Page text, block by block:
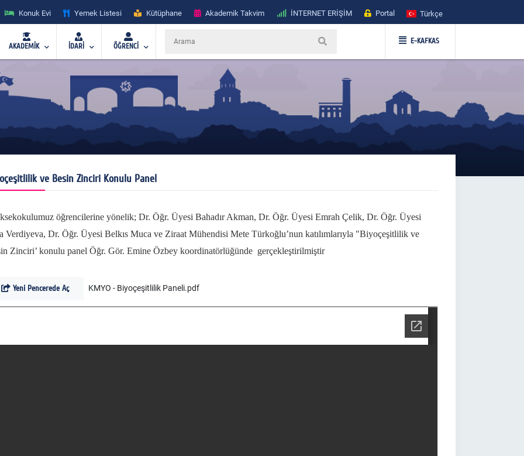
Konuk Evi Yemek Listesi Kütüphane Akademik Takvim İNTERNET ERİŞİM Portal Türkçe
AKADEMİK İDARİ ÖĞRENCİ
E-KAFKAS
ve Besin Zinciri Konulu Panel
öğrencilerine yönelik; Dr. Öğr. Üyesi Bahadır Akman, Dr. Öğr. Üyesi Emrah Çelik, Dr. Öğr. Üyesi
Verdiyeva, Dr. Öğr. Üyesi Belkıs Muca ve Ziraat Mühendisi Mete Türkoğlu’nun katılımlarıyla "Biyoçeşitlilik ve
Zinciri’ konulu panel Öğr. Gör. Emine Özbey koordinatörlüğünde gerçekleştirilmiştir
Yeni Pencerede Aç KMYO - Biyoçeşitlilik Paneli.pdf